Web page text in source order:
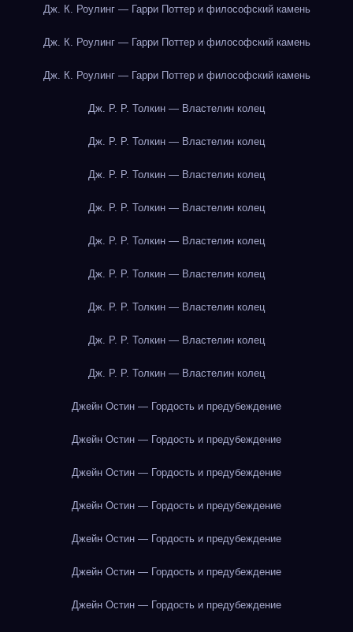
Дж. К. Роулинг — Гарри Поттер и философский камень
Дж. К. Роулинг — Гарри Поттер и философский камень
Дж. К. Роулинг — Гарри Поттер и философский камень
Дж. Р. Р. Толкин — Властелин колец
Дж. Р. Р. Толкин — Властелин колец
Дж. Р. Р. Толкин — Властелин колец
Дж. Р. Р. Толкин — Властелин колец
Дж. Р. Р. Толкин — Властелин колец
Дж. Р. Р. Толкин — Властелин колец
Дж. Р. Р. Толкин — Властелин колец
Дж. Р. Р. Толкин — Властелин колец
Дж. Р. Р. Толкин — Властелин колец
Джейн Остин — Гордость и предубеждение
Джейн Остин — Гордость и предубеждение
Джейн Остин — Гордость и предубеждение
Джейн Остин — Гордость и предубеждение
Джейн Остин — Гордость и предубеждение
Джейн Остин — Гордость и предубеждение
Джейн Остин — Гордость и предубеждение